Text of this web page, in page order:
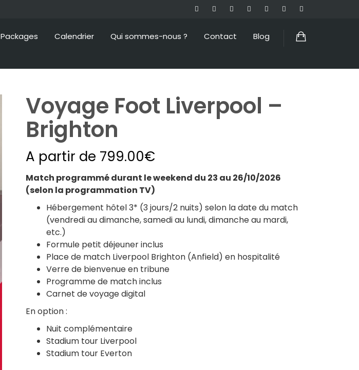
Packages Calendrier Qui sommes-nous ? Contact Blog
Voyage Foot Liverpool –
Brighton
A partir de 799.00€
Match programmé durant le weekend du 23 au 26/10/2026
(selon la programmation TV)
Hébergement hôtel 3* (3 jours/2 nuits) selon la date du match
(vendredi au dimanche, samedi au lundi, dimanche au mardi,
etc.)
Formule petit déjeuner inclus
Place de match Liverpool Brighton (Anfield) en hospitalité
Verre de bienvenue en tribune
Programme de match inclus
Carnet de voyage digital
En option :
Nuit complémentaire
Stadium tour Liverpool
Stadium tour Everton